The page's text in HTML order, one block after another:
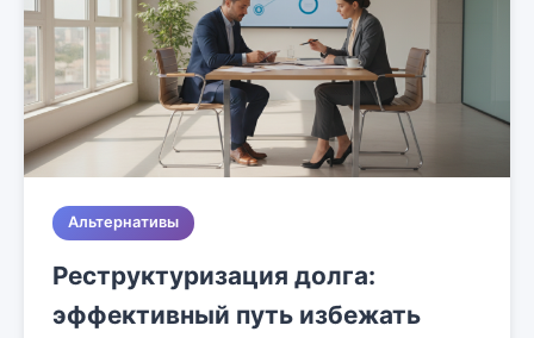
Альтернативы
Реструктуризация долга:
эффективный путь избежать